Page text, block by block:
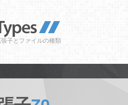
子とファイルの種類